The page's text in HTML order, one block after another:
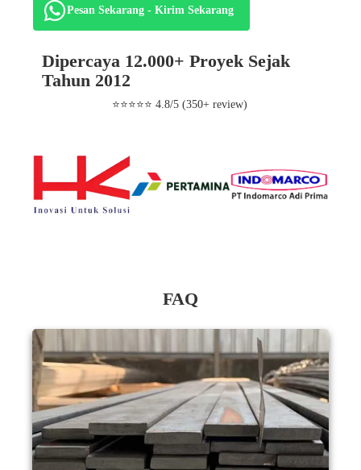
Pesan Sekarang - Kirim Sekarang
Dipercaya 12.000+ Proyek Sejak
Tahun 2012
⭐⭐⭐⭐⭐ 4.8/5 (350+ review)
FAQ